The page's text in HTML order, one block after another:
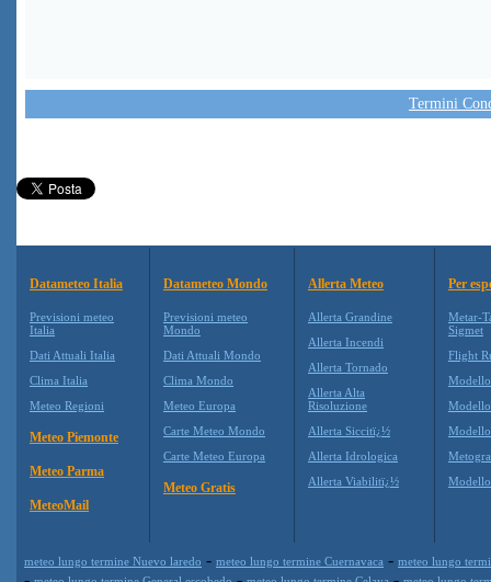
Termini
Datameteo Italia
Previsioni meteo
Italia
Dati Attuali Italia
Clima Italia
Meteo Regioni
Meteo Piemonte
Meteo Parma
MeteoMail
Datameteo Mondo
Previsioni meteo
Mondo
Dati Attuali Mondo
Clima Mondo
Meteo Europa
Carte Meteo Mondo
Carte Meteo Europa
Meteo Gratis
Allerta Meteo
Allerta Grandine
Allerta Incendi
Allerta Tornado
Allerta Alta
Risoluzione
Allerta Siccitï¿½
Allerta Idrologica
Allerta Viabilitï¿½
Per
Metar-
Sigmet
Flight
Modello
meteo lungo termine Nuevo laredo - meteo lungo termine Cuernavaca - meteo lungo